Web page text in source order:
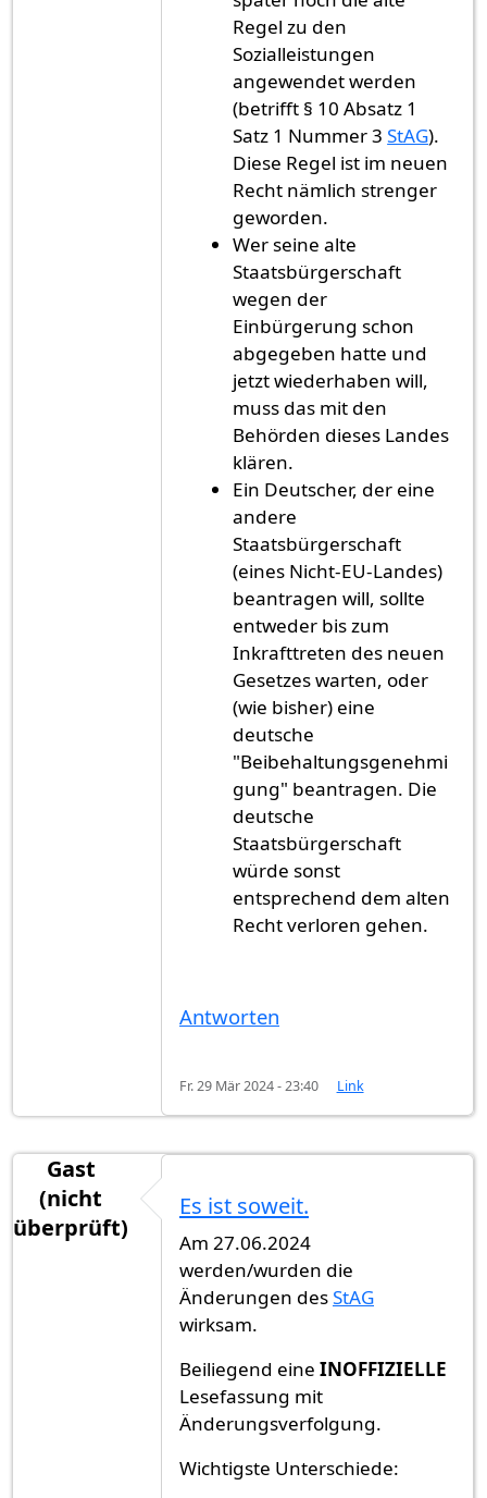
Regel zu den
Sozialleistungen
angewendet werden
(betrifft § 10 Absatz 1
Satz 1 Nummer 3StAG).
Diese Regel ist im neuen
Recht nämlich strenger
geworden.
Wer seine alte
Staatsbürgerschaft
wegen der
Einbürgerung schon
abgegeben hatte und
jetzt wiederhaben will,
muss das mit den
Behörden dieses Landes
klären.
Ein Deutscher, der eine
andere
Staatsbürgerschaft
(eines Nicht-EU-Landes)
beantragen will, sollte
entweder bis zum
Inkrafttreten des neuen
Gesetzes warten, oder
(wie bisher) eine
deutsche
"Beibehaltungsgenehmi
gung" beantragen. Die
deutsche
Staatsbürgerschaft
würde sonst
entsprechend dem alten
Recht verloren gehen.
Antworten
Fr. 29 Mär 2024 - 23:40 Link
Gast
(nicht
überprüft)
Es ist soweit.
Am 27.06.2024
werden/wurden die
Änderungen desStAG
wirksam.
Beiliegend eine INOFFIZIELLE
Lesefassung mit
Änderungsverfolgung.
Wichtigste Unterschiede: